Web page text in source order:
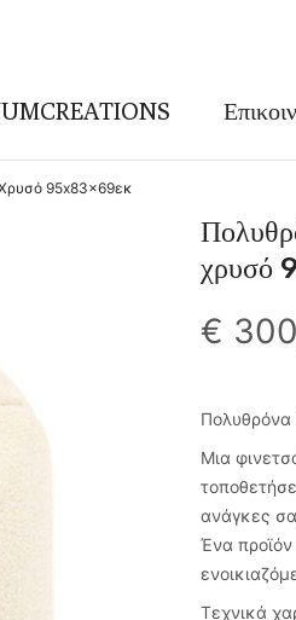
95x83x69εκ
χρυσό
€
Μια
ανάγκες
Ένα
Τεχνικά